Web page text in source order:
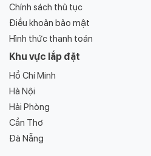
tốc độ truy cập, giảm thiểu độ trễ và
Chính sách thủ tục
Điều khoản bảo mật
Hình thức thanh toán
Khu vực lắp đặt
Hồ Chí Minh
Hà Nội
Hải Phòng
Cần Thơ
Đà Nẵng